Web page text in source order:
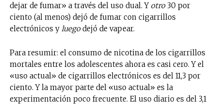
dejar de fumar» a través del uso dual. Y otro30 por
ciento (al menos) dejó de fumar con cigarrillos
electrónicos y luegodejó de vapear.
Para resumir: el consumo de nicotina de los cigarrillos
mortales entre los adolescentes ahora es casi cero. Y el
«uso actual» de cigarrillos electrónicos es del 11,3 por
ciento. Y la mayor parte del «uso actual» es la
experimentación poco frecuente. El uso diario es del 3,1